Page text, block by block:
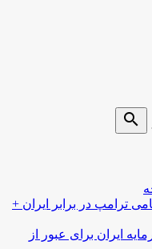
search
ترامپ در برابر ایران +
ایران برای عبور از